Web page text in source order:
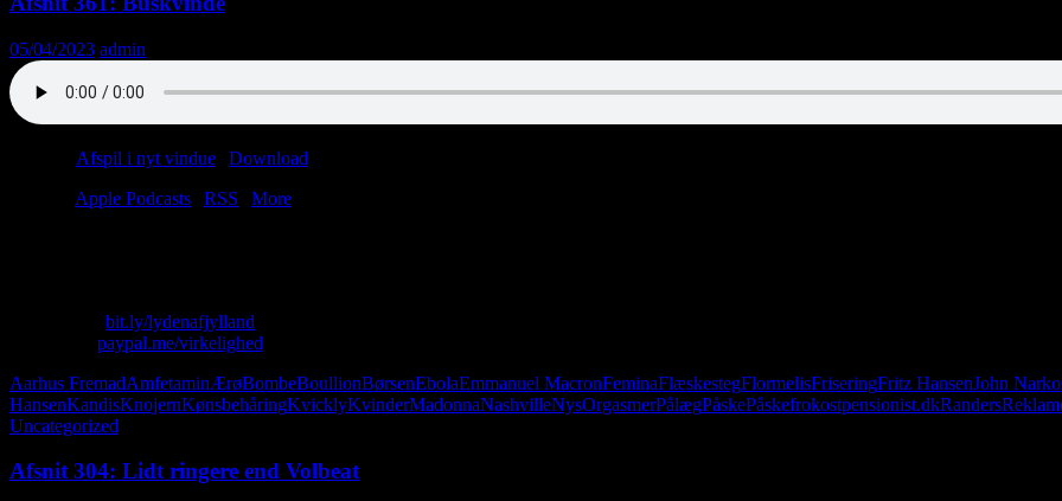
05/04/2023 admin
Afspil i nyt vindue Download
Apple Podcasts RSS
More
bit.ly/lydenafjylland
paypal.me/virkelighed
Aarhus FremadAmfetaminÆrøBombeBoullionBørsenEbolaEmmanuel MacronFeminaFlæskestegFlormelisFriseringFritz HansenJohn
HansenKandisKnojernKønsbehåringKvicklyKvinderMadonnaNashvilleNysOrgasmerPålægPåskePåskefrokostpensionist.dkRanders
Uncategorized
Afsnit 304: Lidt ringere end Volbeat